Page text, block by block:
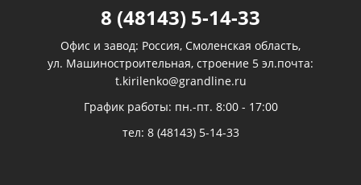
8 (48143) 5-14-33
Офис и завод: Россия, Смоленская область,
ул. Машиностроительная, строение 5 эл.почта:
t.kirilenko@grandline.ru
График работы: пн.-пт. 8:00 - 17:00
тел: 8 (48143) 5-14-33